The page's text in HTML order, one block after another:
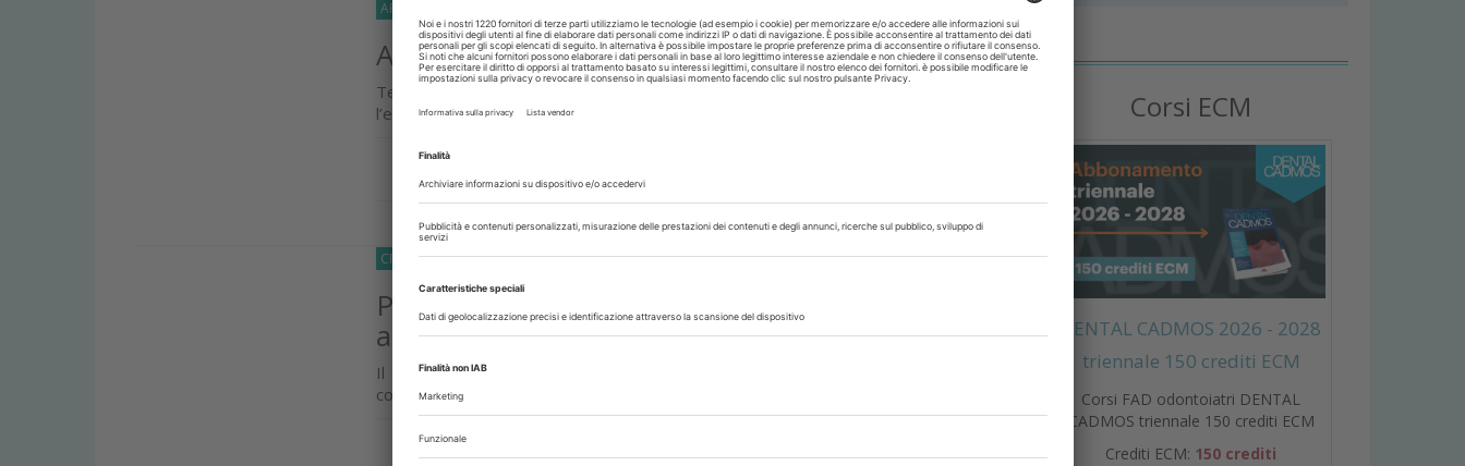
APPROFONDIMENTI
ASO, quanto sei pronto per l’esame?
Te lo indica il nuovo libro EDRA per testare le conoscenze prima di sostenere
l’esame per conseguire l’attestato di qualifica ASO
Approfondisci
CRONACA 10 Luglio 2026
Protesi fissa: full immersion, overview ed
aspetti attuali
Il corso FAD EDRA ECM completo per aggiornare la pratica protesica
contemporanea
Approfondisci
Corsi ECM
DENTAL CADMOS 2026 - 2028
triennale 150 crediti ECM
Corsi FAD odontoiatri DENTAL
CADMOS triennale 150 crediti ECM
Crediti ECM: 150 crediti